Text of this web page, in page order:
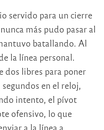
servido para un cierre
más pudo pasar al
batallando. Al
la línea personal.
dos libres para poner
en el reloj,
intento, el pívot
ofensivo, lo que
a la línea a